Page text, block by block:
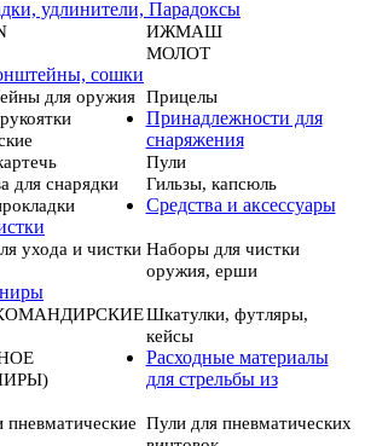
удлинители, Парадоксы
ИЖМАШ
МОЛОТ
сошки
для оружия Прицелы
Принадлежности для
снаряжения
Пули
для снарядки
Гильзы, капсюль
Средства и аксессуары
ухода и чистки Наборы для чистки
оружия, ерши
Шкатулки, футляры,
кейсы
Расходные материалы
для стрельбы из
Пули для пневматических